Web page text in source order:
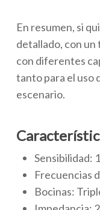
En resumen, si
detallado, con
con diferentes
tanto para el uso
escenario.
Sensibilidad:
Frecuencias
Bocinas: